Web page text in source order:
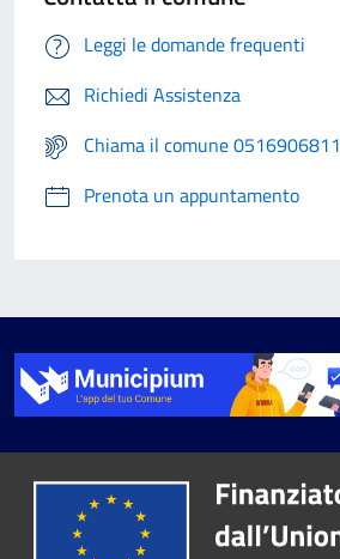
Leggi le domande frequenti
Richiedi Assistenza
Chiama il comune 0516906811
Prenota un appuntamento